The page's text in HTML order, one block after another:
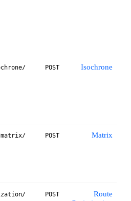
Isochrone
POST
/isochrone/
Matrix
POST
/matrix/
Route
POST
/optimization/